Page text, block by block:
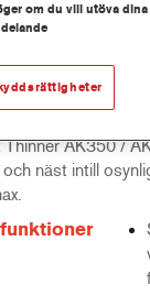
AK350 /
näst intill
om du vill utöva